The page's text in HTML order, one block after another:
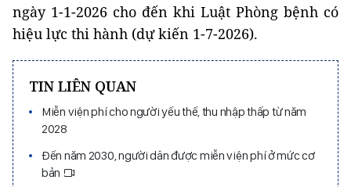
ngày 1-1-2026 cho đến khi Luật Phòng bệnh có
hiệu lực thi hành (dự kiến 1-7-2026).
TIN LIÊN QUAN
Miễn viện phí cho người yếu thế, thu nhập thấp từ năm
2028
Đến năm 2030, người dân được miễn viện phí ở mức cơ
bản